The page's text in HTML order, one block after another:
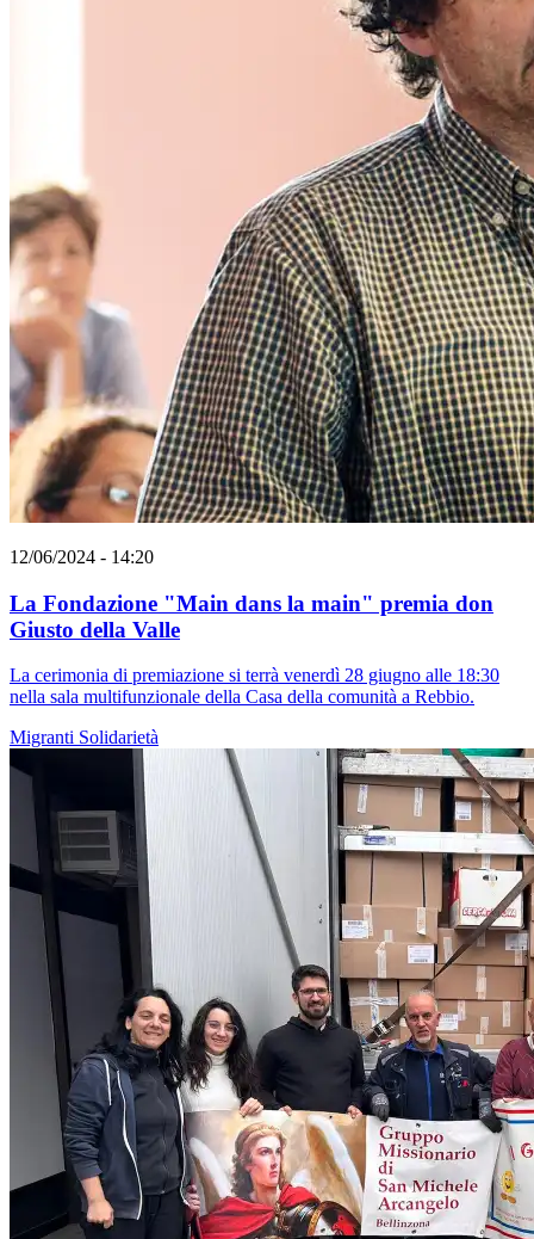
12/06/2024 - 14:20
La Fondazione "Main dans la main" premia don
Giusto della Valle
La cerimonia di premiazione si terrà venerdì 28 giugno alle 18:30
nella sala multifunzionale della Casa della comunità a Rebbio.
Migranti Solidarietà